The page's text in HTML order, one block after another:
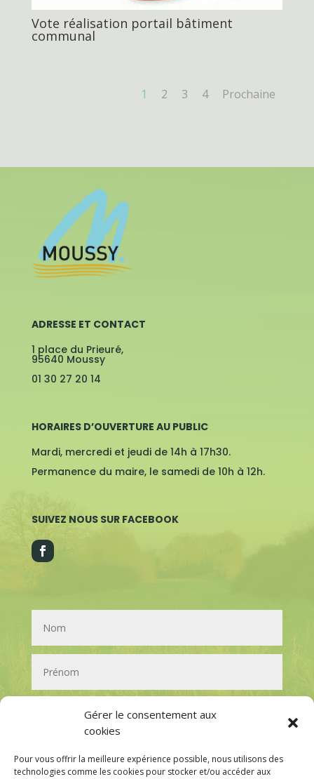
Gérer le consentement aux
cookies
Pour vous offrir la meilleure expérience possible, nous utilisons des
technologies comme les cookies pour stocker et/ou accéder aux
Vote réalisation portail bâtiment
communal
1 2 3 4 Prochaine
ADRESSE ET CONTACT
1 place du Prieuré,
95640 Moussy
01 30 27 20 14
HORAIRES D’OUVERTURE AU PUBLIC
Mardi, mercredi et jeudi de 14h à 17h30.
Permanence du maire, le samedi de 10h à 12h.
SUIVEZ NOUS SUR FACEBOOK